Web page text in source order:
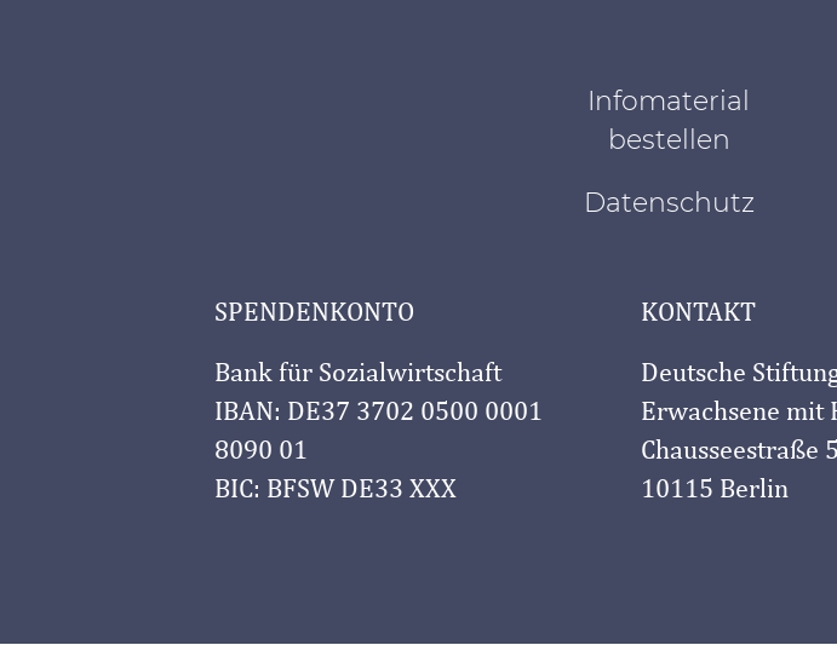
Infomaterial
bestellen
Datenschutz
SPENDENKONTO
Bank für Sozialwirtschaft
IBAN: DE37 3702 0500 0001
8090 01
BIC: BFSW DE33 XXX
KONTAKT
Deutsche
Erwachsene mit
Chausseestraße
10115 Berlin